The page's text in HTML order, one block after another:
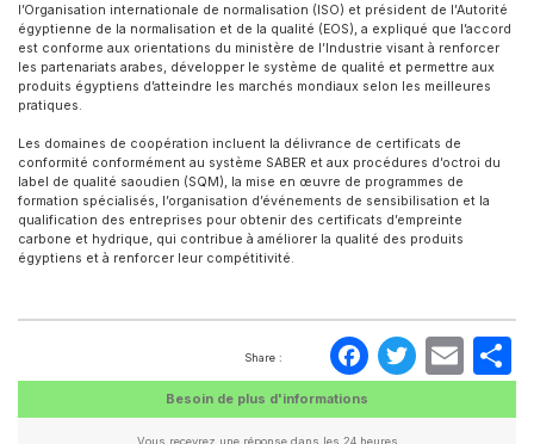
l’Organisation internationale de normalisation (ISO) et président de l’Autorité
égyptienne de la normalisation et de la qualité (EOS), a expliqué que l’accord
est conforme aux orientations du ministère de l’Industrie visant à renforcer
les partenariats arabes, développer le système de qualité et permettre aux
produits égyptiens d’atteindre les marchés mondiaux selon les meilleures
pratiques.
Les domaines de coopération incluent la délivrance de certificats de
conformité conformément au système SABER et aux procédures d’octroi du
label de qualité saoudien (SQM), la mise en œuvre de programmes de
formation spécialisés, l’organisation d’événements de sensibilisation et la
qualification des entreprises pour obtenir des certificats d’empreinte
carbone et hydrique, qui contribue à améliorer la qualité des produits
égyptiens et à renforcer leur compétitivité.
Share :
Besoin de plus d'informations
Vous recevrez une réponse dans les 24 heures